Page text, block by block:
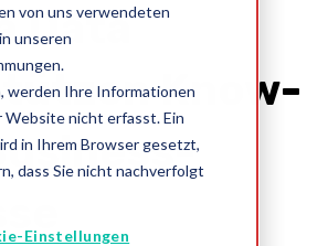
von uns verwendeten
unseren
werden Ihre Informationen
Website nicht erfasst. Ein
in Ihrem Browser gesetzt,
dass Sie nicht nachverfolgt
Einstellungen
Data
Know-